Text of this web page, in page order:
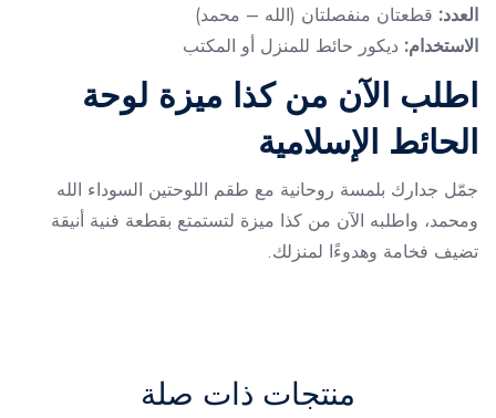
العدد: قطعتان منفصلتان (الله – محمد)
الاستخدام: ديكور حائط للمنزل أو المكتب
اطلب الآن من كذا ميزة لوحة
الحائط الإسلامية
جمّل جدارك بلمسة روحانية مع طقم اللوحتين السوداء الله
ومحمد، واطلبه الآن من كذا ميزة لتستمتع بقطعة فنية أنيقة
تضيف فخامة وهدوءًا لمنزلك.
منتجات ذات صلة